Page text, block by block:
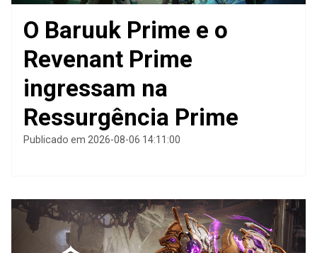
O Baruuk Prime e o
Revenant Prime
ingressam na
Ressurgência Prime
Publicado em 2026-08-06 14:11:00